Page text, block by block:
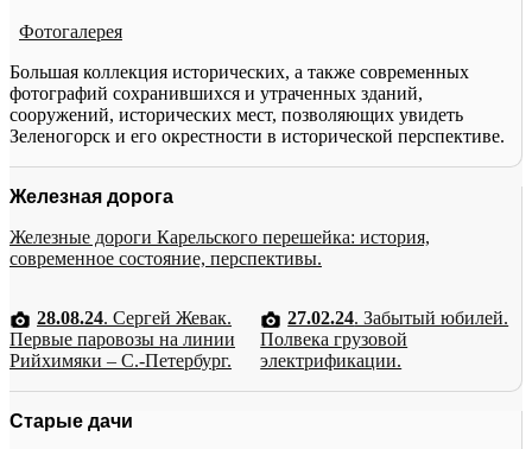
Фотогалерея
Большая коллекция исторических, а также современных
фотографий сохранившихся и утраченных зданий,
сооружений, исторических мест, позволяющих увидеть
Зеленогорск и его окрестности в исторической перспективе.
Железная дорога
Железные дороги Карельского перешейка: история,
современное состояние, перспективы.
28.08.24. Сергей Жевак.
Первые паровозы на линии
Рийхимяки – С.-Петербург.
27.02.24. Забытый юбилей.
Полвека грузовой
электрификации.
Старые дачи